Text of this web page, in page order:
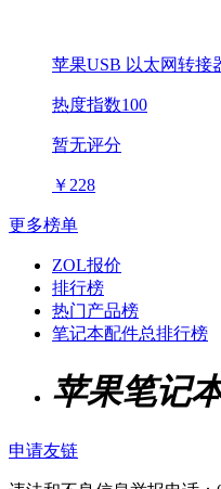
苹果USB 以太网转接
热度指数100
暂无评分
￥ 228
更多榜单
ZOL报价
排行榜
热门产品榜
笔记本配件总排行榜
苹果笔记
申请友链